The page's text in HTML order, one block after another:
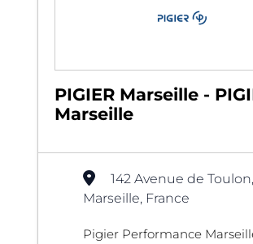
PIGIER Marseille -
Marseille
142 Avenue de
Marseille, France
Pigier Performance